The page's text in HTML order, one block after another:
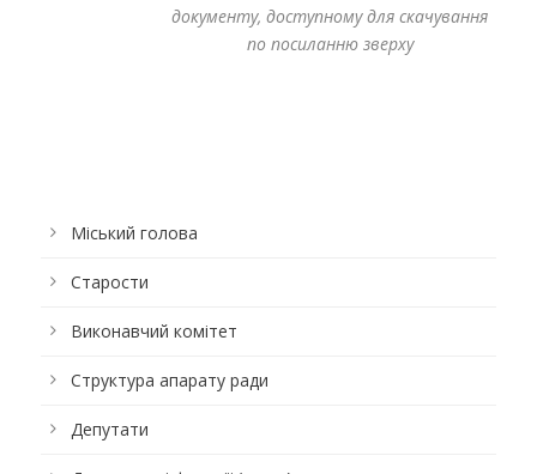
документу, доступному для скачування
по посиланню зверху
Міський голова
Старости
Виконавчий комітет
Структура апарату ради
Депутати